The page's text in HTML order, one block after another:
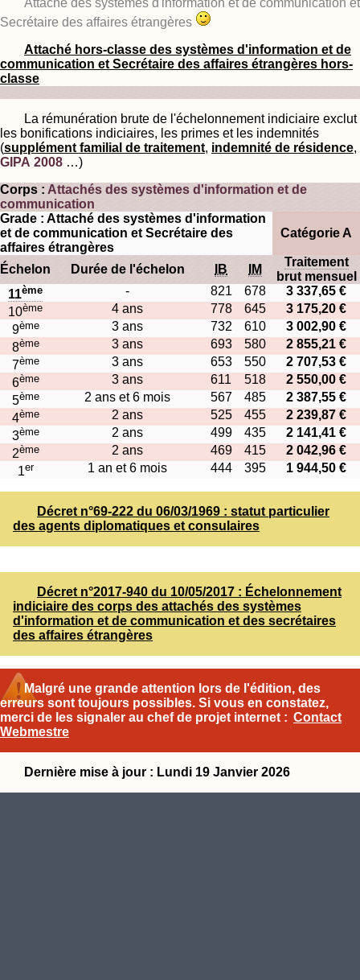
Attaché des systèmes d'information et de communication et
Secrétaire des affaires étrangères
Attaché hors-classe des systèmes d'information et de
communication et Secrétaire des affaires étrangères hors-
classe
La rémunération brute de l'échelonnement indiciaire exclut
les bonifications indiciaires, les primes et les indemnités
(supplément familial de traitement, indemnité de résidence,
GIPA 2008 …)
Corps : Attachés des systèmes d'information et de
communication
Grade : Attaché des systèmes d'information
et de communication et Secrétaire des
affaires étrangères
Catégorie A
Échelon Durée de l'échelon IB IM
Traitement
brut mensuel
11ème - 821 678
3 337,65 €
10ème 4 ans 778 645
3 175,20 €
9ème 3 ans 732 610
3 002,90 €
8ème 3 ans 693 580
2 855,21 €
7ème 3 ans 653 550
2 707,53 €
6ème 3 ans 611 518
2 550,00 €
5ème 2 ans et 6 mois 567 485
2 387,55 €
4ème 2 ans 525 455
2 239,87 €
3ème 2 ans 499 435
2 141,41 €
2ème 2 ans 469 415
2 042,96 €
1er 1 an et 6 mois 444 395 1 944,50 €
Décret n°69-222 du 06/03/1969 : statut particulier
des agents diplomatiques et consulaires
Décret n°2017-940 du 10/05/2017 : Échelonnement
indiciaire des corps des attachés des systèmes
d'information et de communication et des secrétaires
des affaires étrangères
Malgré une grande attention lors de l'édition, des
erreurs sont toujours possibles. Si vous en constatez,
merci de les signaler au chef de projet internet : Contact
Webmestre
Dernière mise à jour : Lundi 19 Janvier 2026